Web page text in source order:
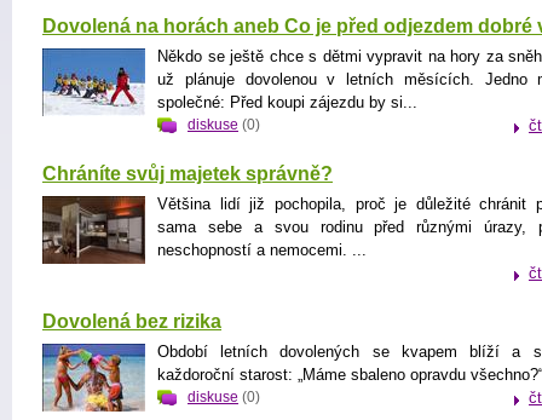
Dovolená na horách aneb Co je před odjezdem dobré
Někdo se ještě chce s dětmi vypravit na hory za
už plánuje dovolenou v letních měsících. Jedno
společné: Před koupi zájezdu by si...
diskuse (0)
Chráníte svůj majetek správně?
Většina lidí již pochopila, proč je důležité chránit
sama sebe a svou rodinu před různými úrazy,
neschopností a nemocemi. ...
Dovolená bez rizika
Období letních dovolených se kvapem blíží a
každoroční starost: „Máme sbaleno opravdu
diskuse (0)